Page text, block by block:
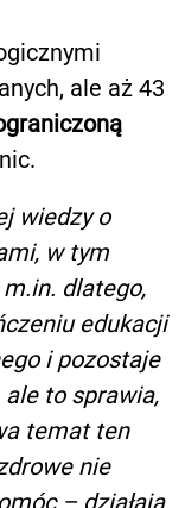
ale aż 43
wiedzy o
w tym
dlatego,
edukacji
i pozostaje
to sprawia,
temat ten
nie
– działają